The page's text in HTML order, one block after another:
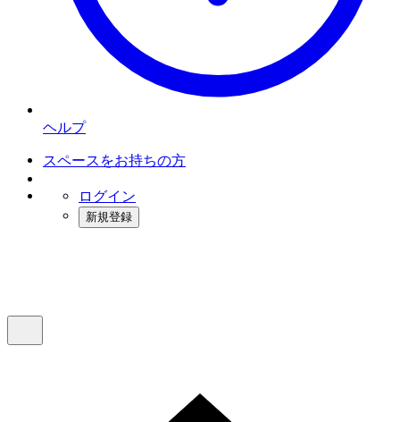
ヘルプ
スペースをお持ちの方
ログイン
新規登録